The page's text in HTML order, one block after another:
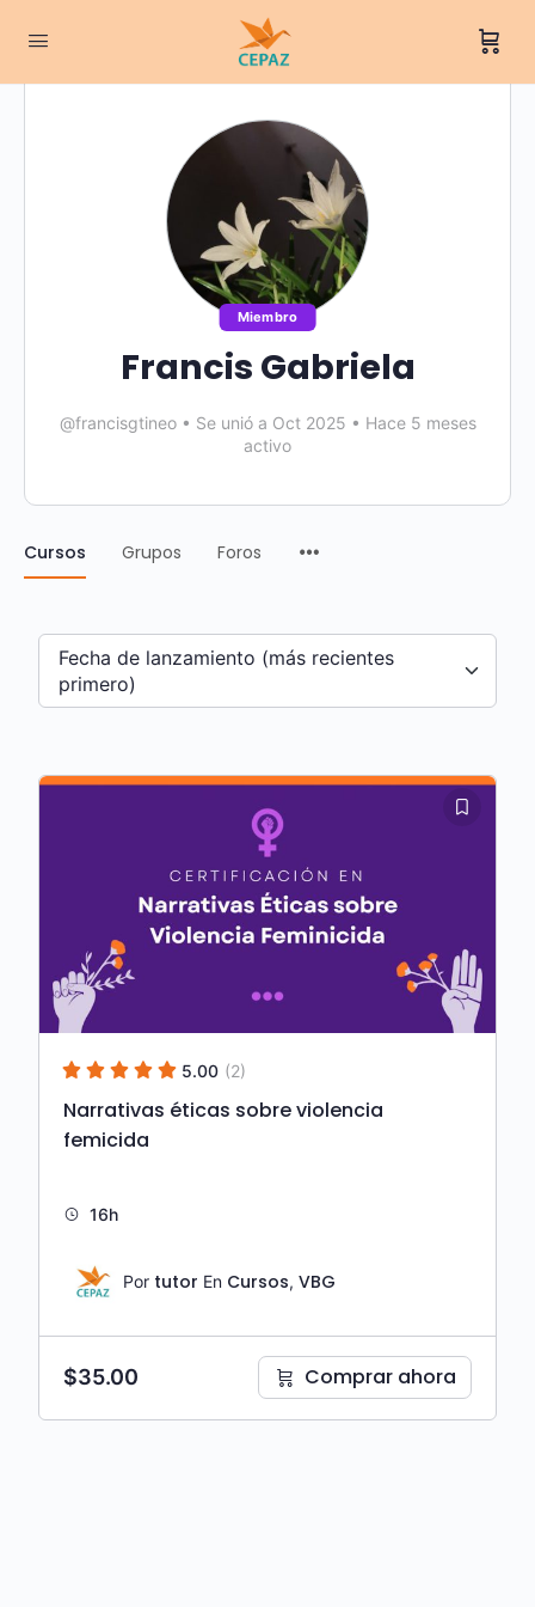
Miembro
Francis Gabriela
@francisgtineo • Se unió a Oct 2025 • Hace 5 meses
activo
Cursos Grupos Foros
Fecha de lanzamiento (más recientes
primero)
5.00 (2)
Narrativas éticas sobre violencia
femicida
16h
Por tutor En Cursos, VBG
$35.00 Comprar ahora